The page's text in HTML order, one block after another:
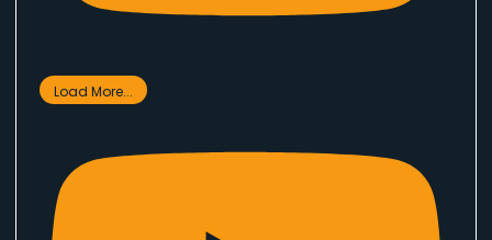
Load More...